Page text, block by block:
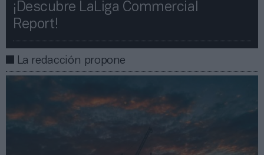
¡Descubre LaLiga Commercial
Report!​​
La redacción propone